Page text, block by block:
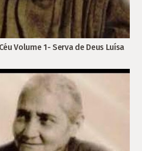
Volume 1- Serva de Deus Luísa